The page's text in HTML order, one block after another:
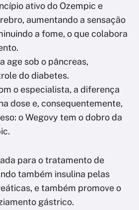
ativo do Ozempic e
aumentando a sensação
a fome, o que colabora
age sob o pâncreas,
do diabetes.
o especialista, a diferença
dose e, consequentemente,
o Wegovy tem o dobro da
para o tratamento de
também insulina pelas
e também promove o
gástrico.